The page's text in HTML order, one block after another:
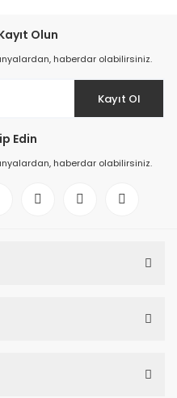
Olun
haberdar olabilirsiniz.
Kayıt Ol
Edin
haberdar olabilirsiniz.